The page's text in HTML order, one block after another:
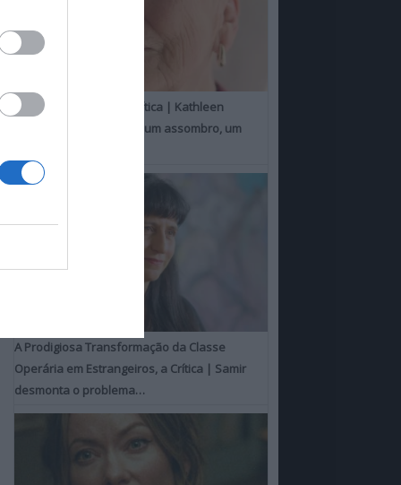
Um Toque Familiar, a Crítica | Kathleen
Chalfant é um espanto, um assombro, um
A Prodigiosa Transformação da Classe
Operária em Estrangeiros, a Crítica | Samir
desmonta o problema…